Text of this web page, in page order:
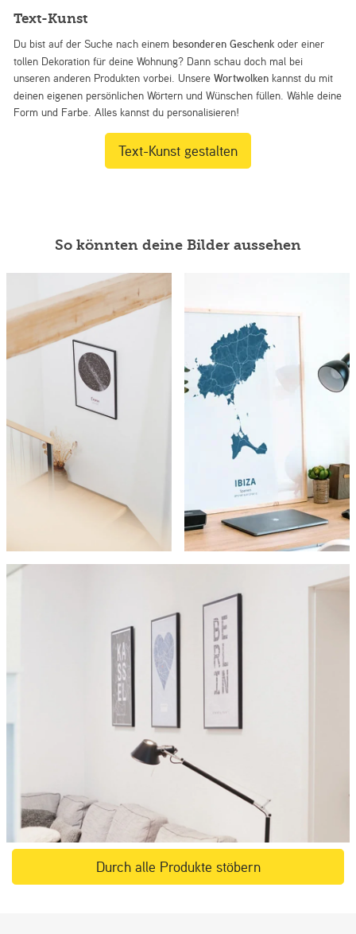
Text-Kunst
Du bist auf der Suche nach einem besonderen Geschenk oder einer
tollen Dekoration für deine Wohnung? Dann schau doch mal bei
unseren anderen Produkten vorbei. UnsereWortwolken kannst du mit
deinen eigenen persönlichen Wörtern und Wünschen füllen. Wähle deine
Form und Farbe. Alles kannst du personalisieren!
Text-Kunst gestalten
So könnten deine Bilder aussehen
Durch alle Produkte stöbern